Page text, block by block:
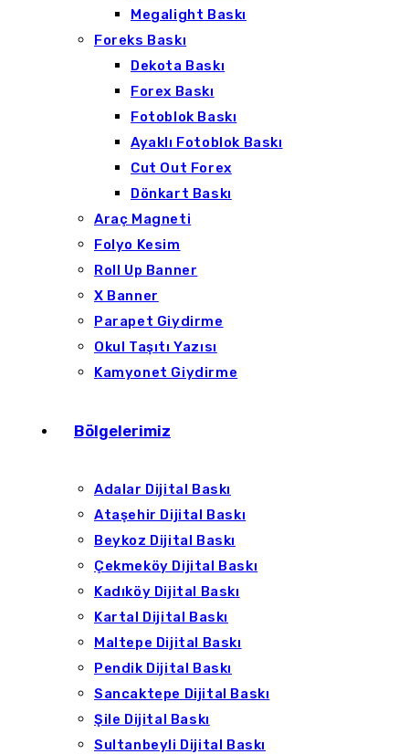
Megalight Baskı
Foreks Baskı
Dekota Baskı
Forex Baskı
Fotoblok Baskı
Ayaklı Fotoblok Baskı
Cut Out Forex
Dönkart Baskı
Araç Magneti
Folyo Kesim
Roll Up Banner
X Banner
Parapet Giydirme
Okul Taşıtı Yazısı
Kamyonet Giydirme
Bölgelerimiz
Adalar Dijital Baskı
Ataşehir Dijital Baskı
Beykoz Dijital Baskı
Çekmeköy Dijital Baskı
Kadıköy Dijital Baskı
Kartal Dijital Baskı
Maltepe Dijital Baskı
Pendik Dijital Baskı
Sancaktepe Dijital Baskı
Şile Dijital Baskı
Sultanbeyli Dijital Baskı